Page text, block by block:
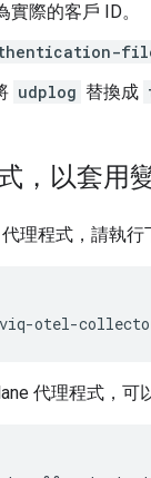
實際的客戶 ID。
udplog 替換成
，以套用
理程式，請執行
代理程式，可